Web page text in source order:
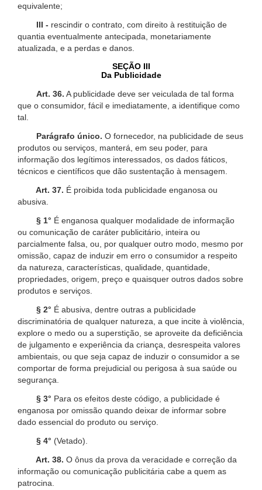
equivalente;
III - rescindir o contrato, com direito à restituição de
quantia eventualmente antecipada, monetariamente
atualizada, e a perdas e danos.
SEÇÃO III
Da Publicidade
Art. 36. A publicidade deve ser veiculada de tal forma
que o consumidor, fácil e imediatamente, a identifique como
tal.
Parágrafo único. O fornecedor, na publicidade de seus
produtos ou serviços, manterá, em seu poder, para
informação dos legítimos interessados, os dados fáticos,
técnicos e científicos que dão sustentação à mensagem.
Art. 37. É proibida toda publicidade enganosa ou
abusiva.
§ 1° É enganosa qualquer modalidade de informação
ou comunicação de caráter publicitário, inteira ou
parcialmente falsa, ou, por qualquer outro modo, mesmo por
omissão, capaz de induzir em erro o consumidor a respeito
da natureza, características, qualidade, quantidade,
propriedades, origem, preço e quaisquer outros dados sobre
produtos e serviços.
§ 2° É abusiva, dentre outras a publicidade
discriminatória de qualquer natureza, a que incite à violência,
explore o medo ou a superstição, se aproveite da deficiência
de julgamento e experiência da criança, desrespeita valores
ambientais, ou que seja capaz de induzir o consumidor a se
comportar de forma prejudicial ou perigosa à sua saúde ou
segurança.
§ 3° Para os efeitos deste código, a publicidade é
enganosa por omissão quando deixar de informar sobre
dado essencial do produto ou serviço.
§ 4° (Vetado).
Art. 38. O ônus da prova da veracidade e correção da
informação ou comunicação publicitária cabe a quem as
patrocina.